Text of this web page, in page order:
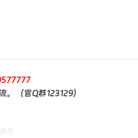
。（官Q群123129）